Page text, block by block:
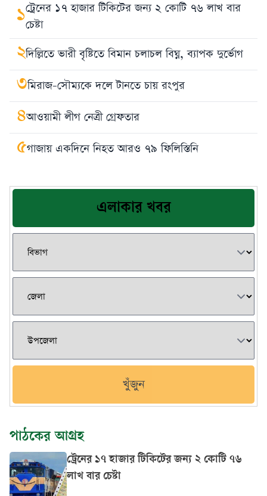
১ট্রেনের ১৭ হাজার টিকিটের জন্য ২ কোটি ৭৬ লাখ বার
চেষ্টা
২দিল্লিতে ভারী বৃষ্টিতে বিমান চলাচল বিঘ্ন, ব্যাপক দুর্ভোগ
৩মিরাজ-সৌম্যকে দলে টানতে চায় রংপুর
৪আওয়ামী লীগ নেত্রী গ্রেফতার
৫গাজায় একদিনে নিহত আরও ৭৯ ফিলিস্তিনি
এলাকার খবর
খুঁজুন
পাঠকের আগ্রহ
ট্রেনের ১৭ হাজার টিকিটের জন্য ২ কোটি ৭৬
লাখ বার চেষ্টা